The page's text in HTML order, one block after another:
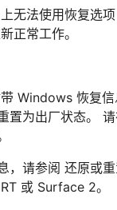
无法使用恢复选
正常工作。
Windows 恢复信
置为出厂状态。
，请参阅 还原或
或 Surface 2。